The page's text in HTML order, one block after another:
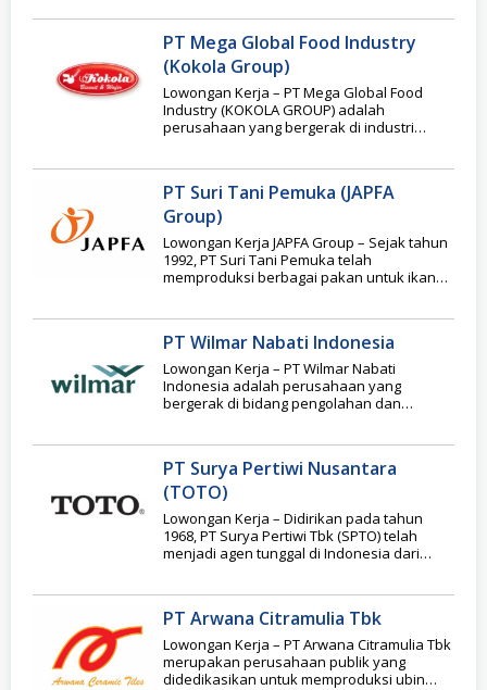
PT Mega Global Food Industry
(Kokola Group)
Lowongan Kerja – PT Mega Global Food
Industry (KOKOLA GROUP) adalah
perusahaan yang bergerak di industri
PT Suri Tani Pemuka (JAPFA
Group)
Lowongan Kerja JAPFA Group – Sejak tahun
1992, PT Suri Tani Pemuka telah
memproduksi berbagai pakan untuk ikan
PT Wilmar Nabati Indonesia
Lowongan Kerja – PT Wilmar Nabati
Indonesia adalah perusahaan yang
bergerak di bidang pengolahan dan
PT Surya Pertiwi Nusantara
(TOTO)
Lowongan Kerja – Didirikan pada tahun
1968, PT Surya Pertiwi Tbk (SPTO) telah
menjadi agen tunggal di Indonesia dari
PT Arwana Citramulia Tbk
Lowongan Kerja – PT Arwana Citramulia Tbk
merupakan perusahaan publik yang
didedikasikan untuk memproduksi ubin